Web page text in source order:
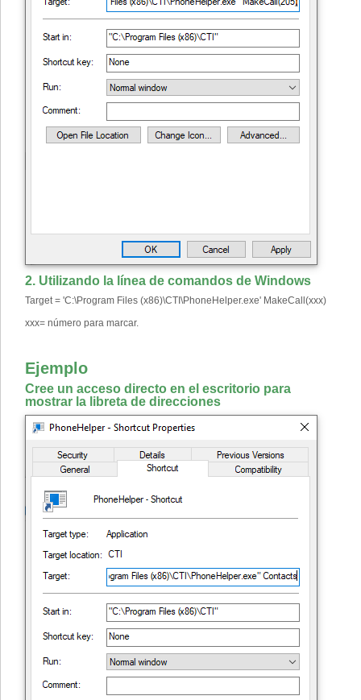
2. Utilizando la línea de comandos de Windows
Target = 'C:\Program Files (x86)\CTI\PhoneHelper.exe' MakeCall(xxx)
xxx= número para marcar.
Ejemplo
Cree un acceso directo en el escritorio para
mostrar la libreta de direcciones